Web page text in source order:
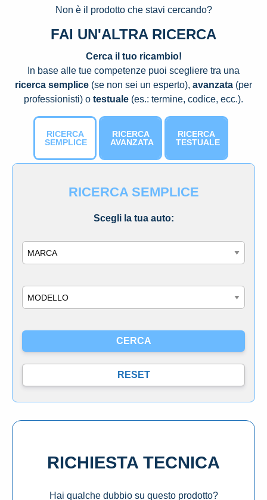
Non è il prodotto che stavi cercando?
FAI UN'ALTRA RICERCA
Cerca il tuo ricambio!
In base alle tue competenze puoi scegliere tra una
ricerca semplice (se non sei un esperto), avanzata (per
professionisti) o testuale (es.: termine, codice, ecc.).
RICERCA
SEMPLICE
RICERCA
AVANZATA
RICERCA
TESTUALE
RICERCA SEMPLICE
Scegli la tua auto:
RICHIESTA TECNICA
Hai qualche dubbio su questo prodotto?